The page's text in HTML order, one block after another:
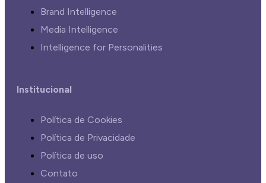
Brand Intelligence
Media Intelligence
Intelligence for Personalities
Institucional
Política de Cookies
Política de Privacidade
Política de uso
Contato